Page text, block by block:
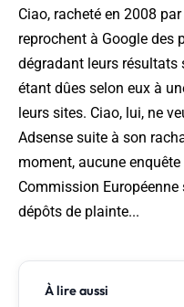
Ciao, racheté en 2008
reprochent à Google des
dégradant leurs résultats
étant dûes selon eux à
leurs sites. Ciao, lui, ne
Adsense suite à son
moment, aucune
Commission
dépôts de plainte...
À lire aussi